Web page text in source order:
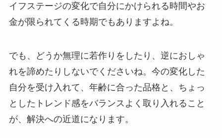
イフステージの変化で自分にかけられる時間やお
金が限られてくる時期でもありますよね。
でも、どうか無理に若作りをしたり、逆におしゃ
れを諦めたりしないでくださいね。今の変化した
自分を受け入れて、年齢に合った品格と、ちょっ
としたトレンド感をバランスよく取り入れること
が、解決への近道になります。